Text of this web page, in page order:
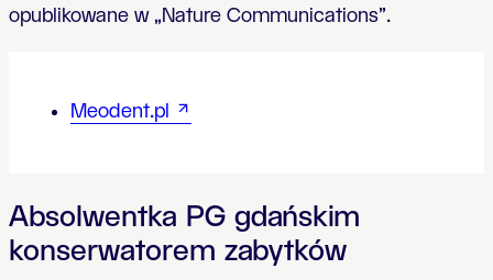
opublikowane w „Nature Communications”.
Meodent.pl
Absolwentka PG gdańskim
konserwatorem zabytków